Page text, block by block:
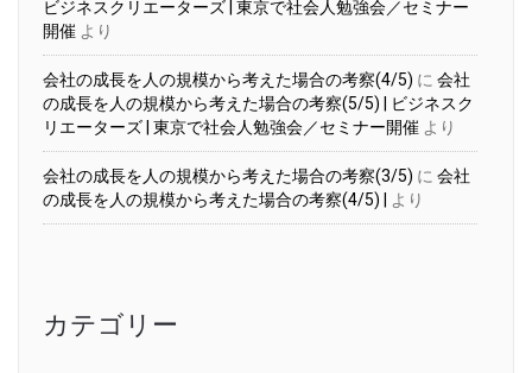
ビジネスクリエーターズ | 東京で社会人勉強会／セミナー
開催 より
会社の成長を人の規模から考えた場合の考察(4/5) に 会社
の成長を人の規模から考えた場合の考察(5/5) | ビジネスク
リエーターズ | 東京で社会人勉強会／セミナー開催 より
会社の成長を人の規模から考えた場合の考察(3/5) に 会社
の成長を人の規模から考えた場合の考察(4/5) |
より
カテゴリー